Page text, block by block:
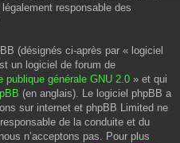
responsable des
(désignés ci-après par « logiciel
un logiciel de forum de
publique générale GNU 2.0 » et qui
(en anglais). Le logiciel phpBB a
sur internet et phpBB Limited ne
de la conduite et du
n’acceptons pas. Pour plus